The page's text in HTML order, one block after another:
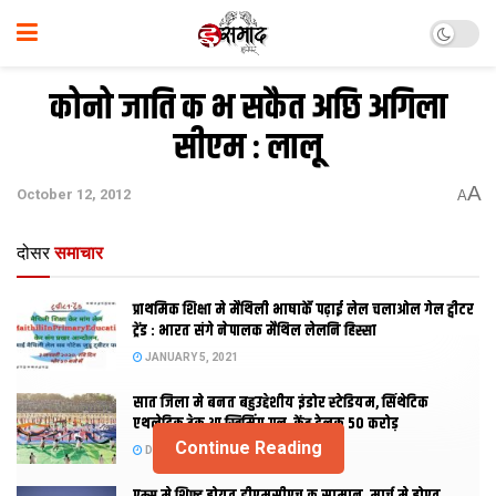
कोनो जाति क भ सकैत अछि अगिला
सीएम : लालू
October 12, 2012 AA
दोसर समाचार
प्राथमिक शि‍क्षा मे मैथि‍ली भाषाकेँ पढ़ाई लेल चलाओल गेल ट्वीटर
ट्रेंड : भारत संगे नेपालक मैथिल लेलनि हिस्सा
JANUARY 5, 2021
सात जिला मे बनत बहुउद्देशीय इंडोर स्‍टेडि‍यम, सिंथेटिक
एथलेटिक ट्रेक आ स्विमिंग पुल, केंद्र देलक 50 करोड़
DECEMBER 26, 2020
Continue Reading